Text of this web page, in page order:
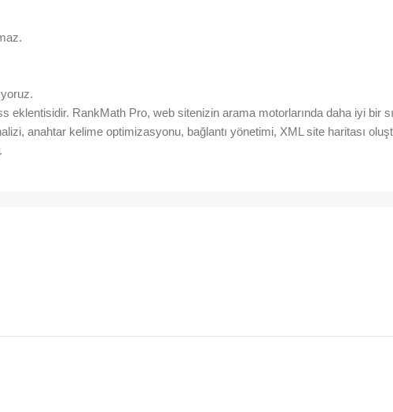
RankMath Pro, web sitenizin arama motorlarında daha iyi bir
anahtar kelime optimizasyonu, bağlantı yönetimi, XML site haritası